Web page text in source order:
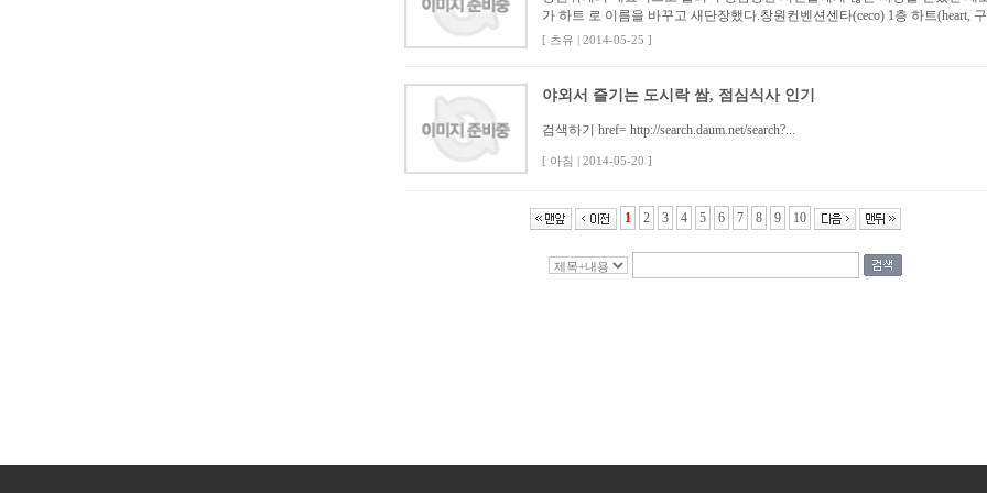
가 하트 로 이름을 바꾸고 새단장했다.창원컨벤션센타(ceco) 1층 하트(heart,
[ 츠유 | 2014-05-25 ]
야외서 즐기는 도시락 쌈, 점심식사 인기
검색하기 href= http://search.daum.net/search?...
[ 아침 | 2014-05-20 ]
1 2 3 4 5 6 7 8 9 10